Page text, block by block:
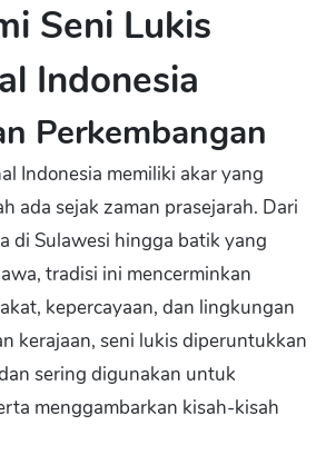
Seni Lukis
Indonesia
Perkembangan
Indonesia memiliki akar yang
ada sejak zaman prasejarah. Dari
di Sulawesi hingga batik yang
tradisi ini mencerminkan
kepercayaan, dan lingkungan
kerajaan, seni lukis diperuntukkan
sering digunakan untuk
menggambarkan kisah-kisah